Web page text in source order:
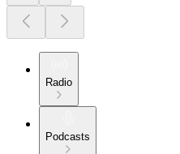
Radio
Podcasts